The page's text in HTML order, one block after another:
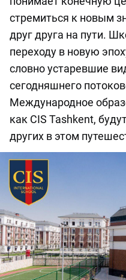
стремиться к новым
друг друга на пути.
переходу в новую
словно устаревшие
сегодняшнего
Международное
как CIS Tashkent,
других в этом